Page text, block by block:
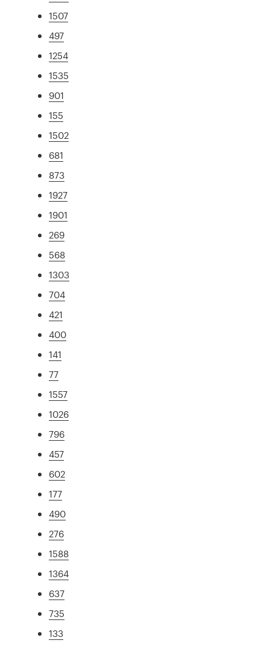
1507
497
1254
1535
901
155
1502
681
873
1927
1901
269
568
1303
704
421
400
141
77
1557
1026
796
457
602
177
490
276
1588
1364
637
735
133